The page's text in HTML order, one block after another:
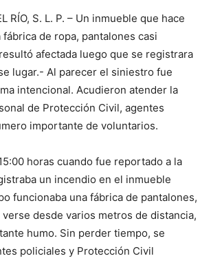
RÍO, S. L. P. – Un inmueble que hace
de ropa, pantalones casi
afectada luego que se registrara
lugar.- Al parecer el siniestro fue
intencional. Acudieron atender la
de Protección Civil, agentes
importante de voluntarios.
horas cuando fue reportado a la
un incendio en el inmueble
funcionaba una fábrica de pantalones,
verse desde varios metros de distancia,
humo. Sin perder tiempo, se
policiales y Protección Civil